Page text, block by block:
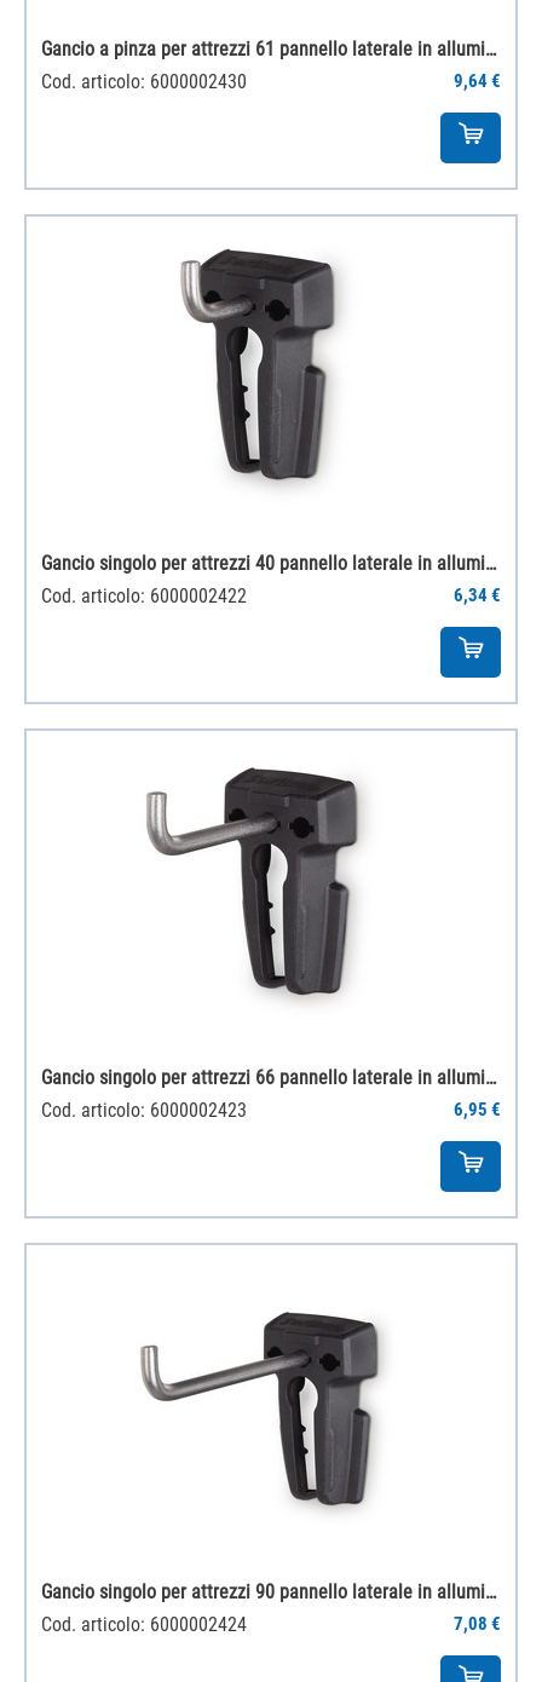
Gancio a pinza per attrezzi 61 pannello laterale in alluminio
Cod. articolo: 6000002430
9,64 €
Gancio singolo per attrezzi 40 pannello laterale in alluminio
Cod. articolo: 6000002422
6,34 €
Gancio singolo per attrezzi 66 pannello laterale in alluminio
Cod. articolo: 6000002423
6,95 €
Gancio singolo per attrezzi 90 pannello laterale in alluminio
Cod. articolo: 6000002424
7,08 €